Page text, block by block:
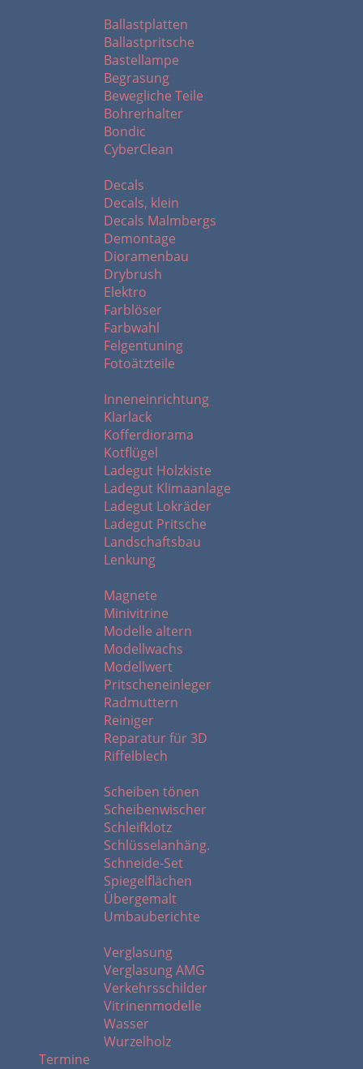
Ballastplatten
Ballastpritsche
Bastellampe
Begrasung
Bewegliche Teile
Bohrerhalter
Bondic
CyberClean
Decals
Decals, klein
Decals Malmbergs
Demontage
Dioramenbau
Drybrush
Elektro
Farblöser
Farbwahl
Felgentuning
Fotoätzteile
Inneneinrichtung
Klarlack
Kofferdiorama
Kotflügel
Ladegut Holzkiste
Ladegut Klimaanlage
Ladegut Lokräder
Ladegut Pritsche
Landschaftsbau
Lenkung
Magnete
Minivitrine
Modelle altern
Modellwachs
Modellwert
Pritscheneinleger
Radmuttern
Reiniger
Reparatur für 3D
Riffelblech
Scheiben tönen
Scheibenwischer
Schleifklotz
Schlüsselanhäng.
Schneide-Set
Spiegelflächen
Übergemalt
Umbauberichte
Verglasung
Verglasung AMG
Verkehrsschilder
Vitrinenmodelle
Wasser
Wurzelholz
Termine